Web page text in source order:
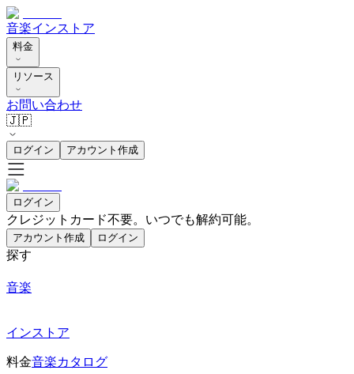
音楽インストア
料金
リソース
お問い合わせ
🇯🇵
ログイン アカウント作成
ログイン
クレジットカード不要。いつでも解約可能。
アカウント作成 ログイン
探す
音楽
インストア
料金音楽カタログ